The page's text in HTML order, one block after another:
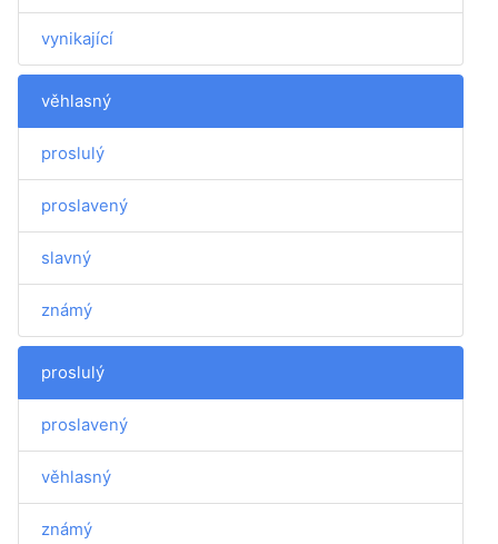
vynikající
věhlasný
proslulý
proslavený
slavný
známý
proslulý
proslavený
věhlasný
známý